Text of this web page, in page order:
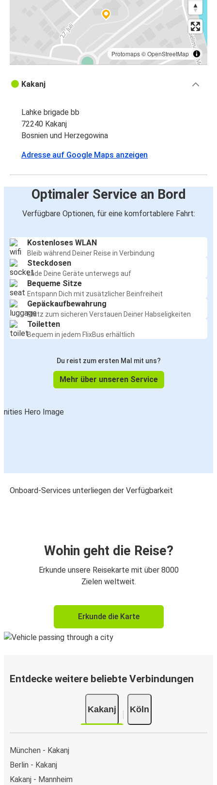
Protomaps©OpenStreetMap
Kakanj
Lahke brigade bb
72240 Kakanj
Bosnien und Herzegowina
Adresse auf Google Maps anzeigen
Optimaler Service an Bord
Verfügbare Optionen, für eine komfortablere Fahrt:
Kostenloses WLAN
Bleib während Deiner Reise in Verbindung
Steckdosen
Lade Deine Geräte unterwegs auf
Bequeme Sitze
Entspann Dich mit zusätzlicher Beinfreiheit
Gepäckaufbewahrung
Platz zum sicheren Verstauen Deiner Habseligkeiten
Toiletten
Bequem in jedem FlixBus erhältlich
Du reist zum ersten Mal mit uns?
Mehr über unseren Service
Onboard-Services unterliegen der Verfügbarkeit
Wohin geht die Reise?
Erkunde unsere Reisekarte mit über 8000
Zielen weltweit.
Erkunde die Karte
Entdecke weitere beliebte Verbindungen
Kakanj Köln
München - Kakanj
Berlin - Kakanj
Kakanj - Mannheim